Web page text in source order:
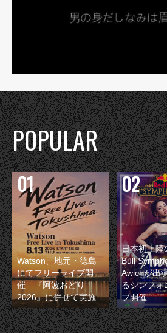
POPULAR
Watson、地元・徳島
にてフリーライブ開
催 『阿波おどり
2026』に併せて実施
日本初上陸
Bull
Awichが出
るシンフォ
ブ開催